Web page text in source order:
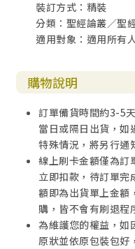
城門口審判官的座位
米沙石碑／摩押石
梅納塔石碑
撒縵以色三世的庫爾
ser III
撒縵以色三世石像
撒縵以色三世黑色方
裝訂方式：精裝
分類：聖經論叢／聖
適用對象：適用所有
購物說明
訂單備貨時間約3-5
當日或隔日出貨，如
特殊情況，將另行通
線上刷卡金額僅為訂
立即扣款，待訂單完
額即為出貨單上金額
購，皆不會有刷退程
為維護您的權益，如
原狀並依原包裝包好